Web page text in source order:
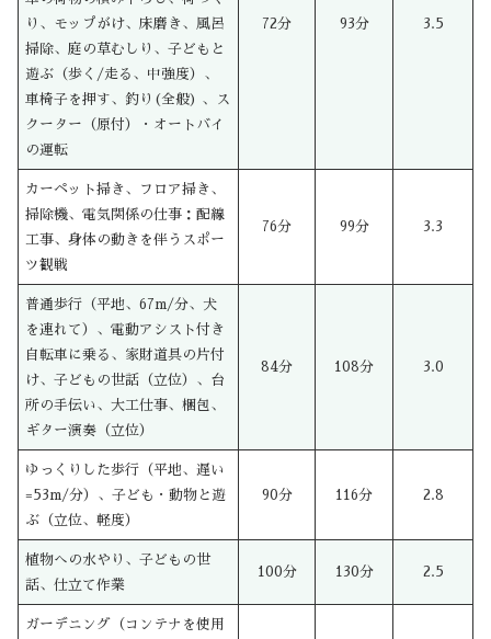
り、モップがけ、床磨き、風呂
掃除、庭の草むしり、子どもと
遊ぶ（歩く/走る、中強度）、
車椅子を押す、釣り(全般) 、ス
クーター（原付）・オートバイ
の運転
72分 93分 3.5
カーペット掃き、フロア掃き、
掃除機、電気関係の仕事：配線
工事、身体の動きを伴うスポー
ツ観戦
76分 99分 3.3
普通歩行（平地、67m/分、犬
を連れて）、電動アシスト付き
自転車に乗る、家財道具の片付
け、子どもの世話（立位）、台
所の手伝い、大工仕事、梱包、
ギター演奏（立位）
84分 108分 3.0
ゆっくりした歩行（平地、遅い
=53m/分）、子ども・動物と遊
ぶ（立位、軽度）
90分 116分 2.8
植物への水やり、子どもの世
話、仕立て作業
100分 130分 2.5
ガーデニング（コンテナを使用